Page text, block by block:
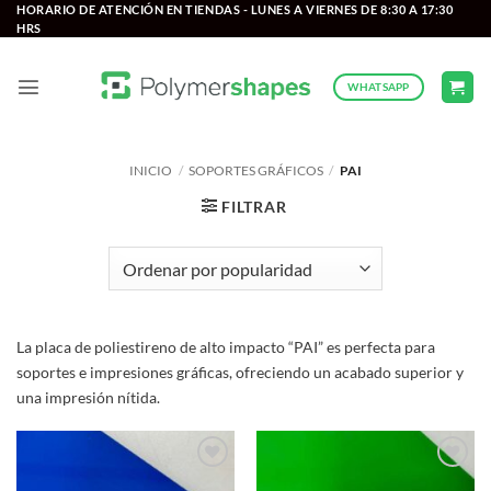
Saltar
al
HORARIO DE ATENCIÓN EN TIENDAS - LUNES A VIERNES DE 8:30 A 17:30
HRS
WHATSAPP
INICIO / SOPORTES GRÁFICOS / PAI
FILTRAR
La placa de poliestireno de alto impacto “PAI” es perfecta para
soportes e impresiones gráficas, ofreciendo un acabado superior y
una impresión nítida.